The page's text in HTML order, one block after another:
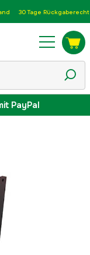
30 Tage Rückgaberecht
PayPal